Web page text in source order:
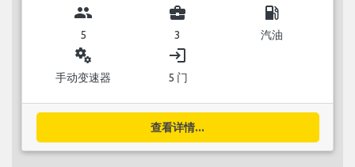
group
5
business_center
3
local_gas_station
汽油
miscellaneous_services
手动变速器
login
5 门
查看详情...